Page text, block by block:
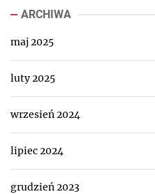
ARCHIWA
maj 2025
luty 2025
wrzesień 2024
lipiec 2024
grudzień 2023